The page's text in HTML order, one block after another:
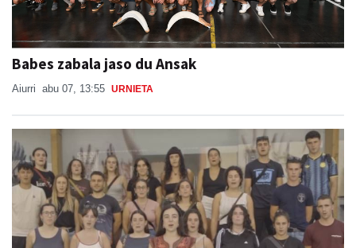
Babes zabala jaso du Ansak
Aiurri abu 07, 13:55 URNIETA